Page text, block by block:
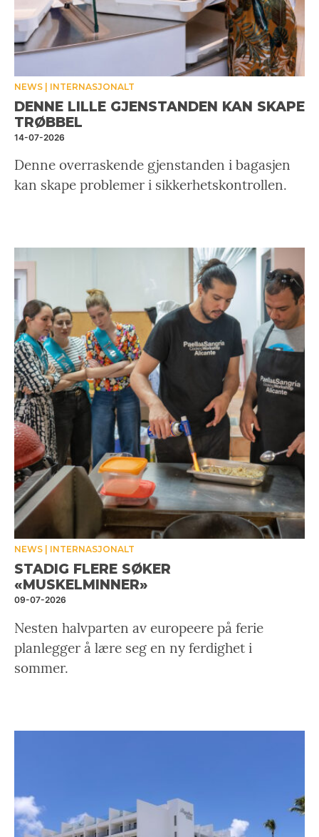
NEWS INTERNASJONALT
DENNE LILLE GJENSTANDEN KAN SKAPE
TRØBBEL
14-07-2026
Denne overraskende gjenstanden i bagasjen
kan skape problemer i sikkerhetskontrollen.
NEWS INTERNASJONALT
STADIG FLERE SØKER
«MUSKELMINNER»
09-07-2026
Nesten halvparten av europeere på ferie
planlegger å lære seg en ny ferdighet i
sommer.